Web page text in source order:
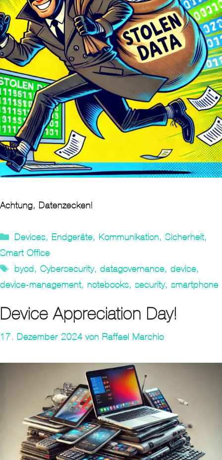
Achtung, Datenzecken!
Kategorien
Devices, Endgeräte, Kommunikation, Sicherheit,
Smart Office
Tags
byod , Cybersecurity, datagovernance, device,
device-management, notebooks, security, smartphone
Device Appreciation Day!
17. Dezember 2024 von Raffael Marchio